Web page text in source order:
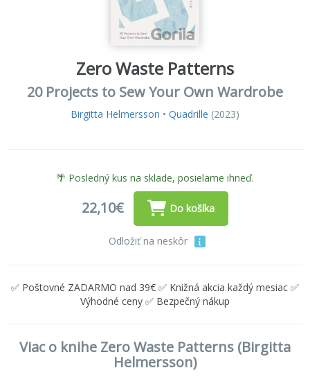
Zero Waste Patterns
20 Projects to Sew Your Own Wardrobe
Birgitta Helmersson • Quadrille (2023)
🌴 Posledný kus na sklade, posielame ihneď.
22,10€ Do košíka
Odložiť na neskôr
✅ Poštovné ZADARMO nad 39€ ✅ Knižná akcia každý mesiac ✅
Výhodné ceny ✅ Bezpečný nákup
Viac o knihe Zero Waste Patterns (Birgitta
Helmersson)